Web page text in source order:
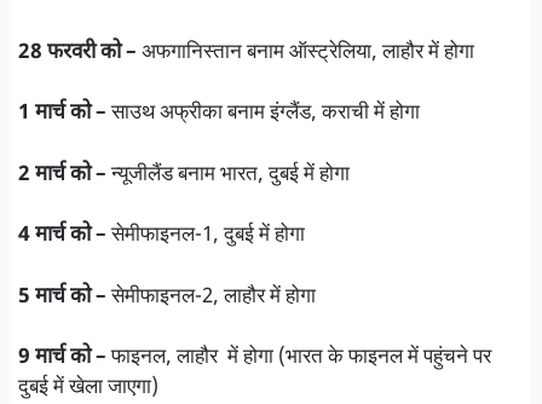
28 फरवरी को – अफगानिस्तान बनाम ऑस्ट्रेलिया, लाहौर में होगा
1 मार्च को –साउथ अफ्रीका बनाम इंग्लैंड, कराची में होगा
2 मार्च को –न्यूजीलैंड बनाम भारत, दुबई में होगा
4 मार्च को –सेमीफाइनल-1, दुबई में होगा
5 मार्चको –सेमीफाइनल-2, लाहौर में होगा
9 मार्च को –फाइनल, लाहौर में होगा (भारत के फाइनल में पहुंचने पर
दुबई में खेला जाएगा)